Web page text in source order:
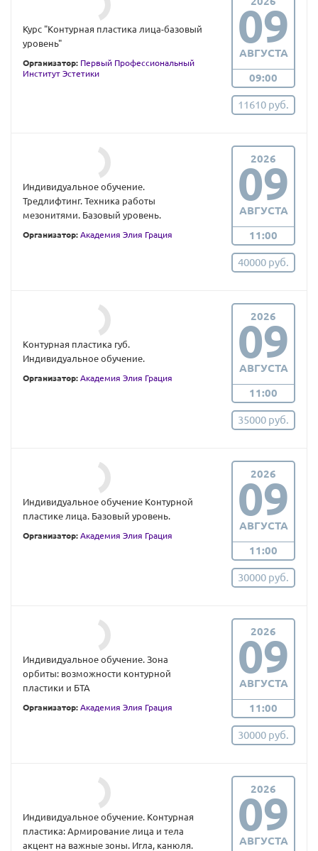
Курс "Контурная пластика лица-базовый
уровень"
Организатор: Первый Профессиональный
Институт Эстетики
09
АВГУСТА
09:00
11610 руб.
Индивидуальное обучение.
Тредлифтинг. Техника работы
мезонитями. Базовый уровень.
Организатор: Академия Элия Грация
2026
09
АВГУСТА
11:00
40000 руб.
Контурная пластика губ.
Индивидуальное обучение.
Организатор: Академия Элия Грация
2026
09
АВГУСТА
11:00
35000 руб.
Индивидуальное обучение Контурной
пластике лица. Базовый уровень.
Организатор: Академия Элия Грация
2026
09
АВГУСТА
11:00
30000 руб.
Индивидуальное обучение. Зона
орбиты: возможности контурной
пластики и БТА
Организатор: Академия Элия Грация
2026
09
АВГУСТА
11:00
30000 руб.
Индивидуальное обучение. Контурная
пластика: Армирование лица и тела
акцент на важные зоны. Игла, канюля.
2026
09
АВГУСТА